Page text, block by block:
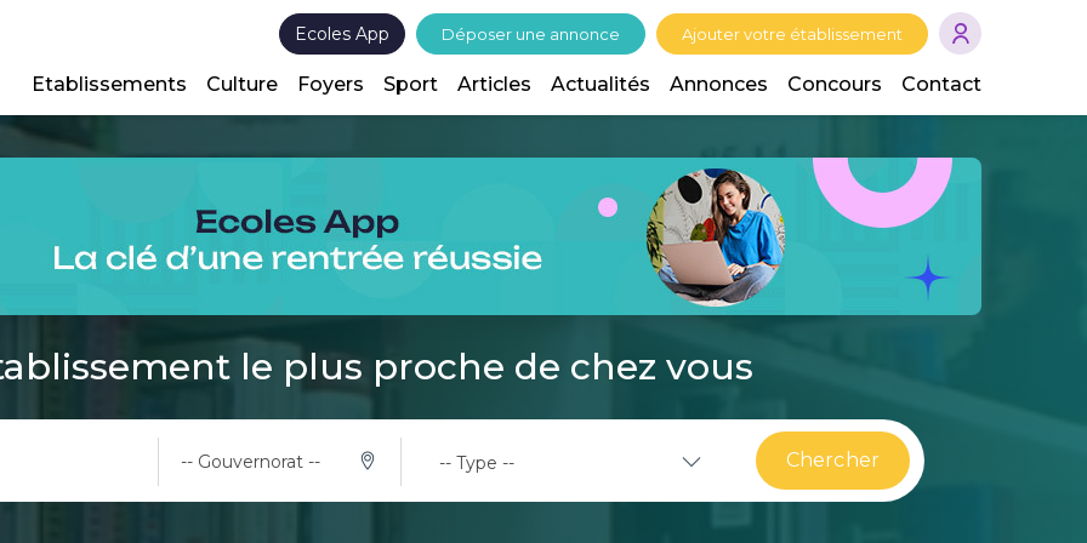
Ecoles App Déposer une annonce Ajouter votre établissement
Etablissements Culture Foyers Sport Articles Actualités Annonces Concours Contact
le plus proche de chez vous
-- Gouvernorat -- Chercher